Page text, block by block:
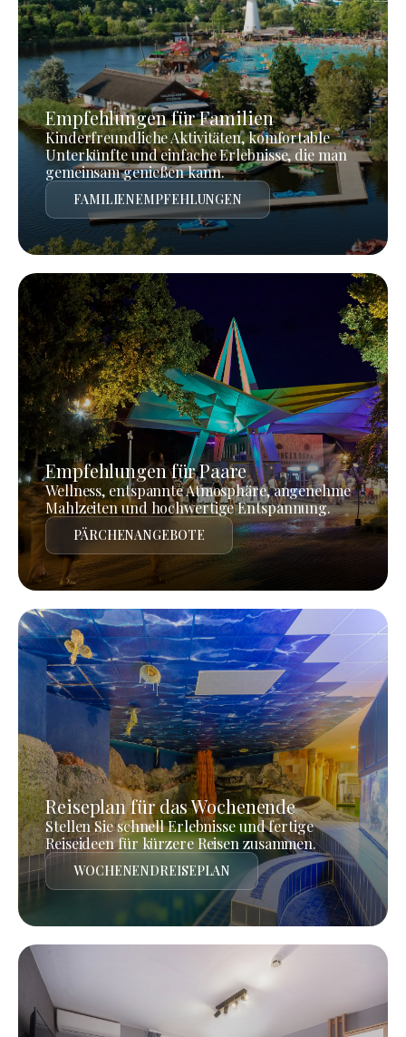
Empfehlungen für Familien
Kinderfreundliche Aktivitäten, komfortable
Unterkünfte und einfache Erlebnisse, die man
gemeinsam genießen kann.
FAMILIENEMPFEHLUNGEN
Empfehlungen für Paare
Wellness, entspannte Atmosphäre, angenehme
Mahlzeiten und hochwertige Entspannung.
PÄRCHENANGEBOTE
Reiseplan für das Wochenende
Stellen Sie schnell Erlebnisse und fertige
Reiseideen für kürzere Reisen zusammen.
WOCHENENDREISEPLAN